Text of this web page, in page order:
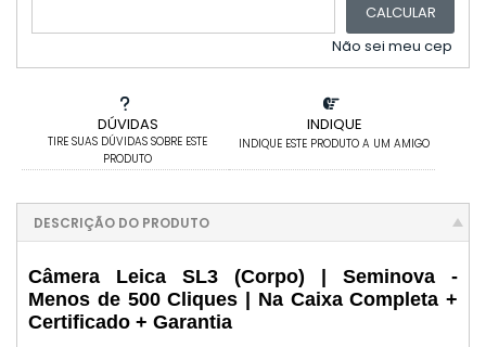
DÚVIDAS
TIRE SUAS DÚVIDAS SOBRE ESTE
PRODUTO
INDIQUE
INDIQUE ESTE PRODUTO A UM AMIGO
5x sem juros de R$ 8.599,99
.
CALCULAR
Não sei meu cep
DESCRIÇÃO DO PRODUTO
Câmera Leica SL3 (Corpo) | Seminova -
Menos de 500 Cliques | Na Caixa Completa +
Certificado + Garantia